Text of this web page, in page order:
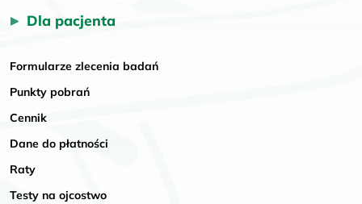
Dla pacjenta
Formularze zlecenia badań
Punkty pobrań
Cennik
Dane do płatności
Raty
Testy na ojcostwo